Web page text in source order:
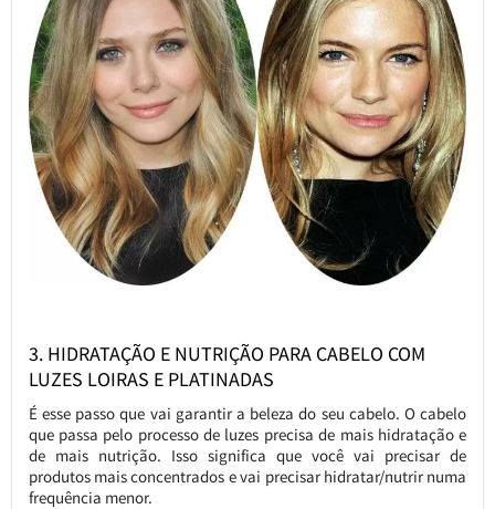
3. HIDRATAÇÃO E NUTRIÇÃO PARA CABELO COM
LUZES LOIRAS E PLATINADAS
É esse passo que vai garantir a beleza do seu cabelo. O cabelo
que passa pelo processo de luzes precisa de mais hidratação e
de mais nutrição. Isso significa que você vai precisar de
produtos mais concentrados e vai precisar hidratar/nutrir numa
frequência menor.